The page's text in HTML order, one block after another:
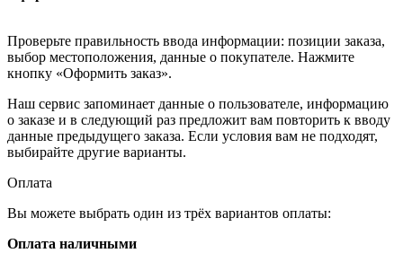
Проверьте правильность ввода информации: позиции заказа,
выбор местоположения, данные о покупателе. Нажмите
кнопку «Оформить заказ».
Наш сервис запоминает данные о пользователе, информацию
о заказе и в следующий раз предложит вам повторить к вводу
данные предыдущего заказа. Если условия вам не подходят,
выбирайте другие варианты.
Оплата
Вы можете выбрать один из трёх вариантов оплаты:
Оплата наличными